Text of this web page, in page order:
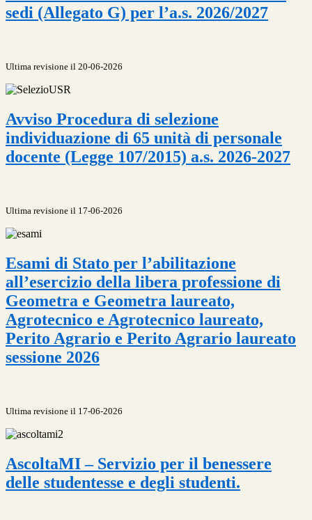
sedi (Allegato G) per l’a.s. 2026/2027
Ultima revisione il 20-06-2026
Avviso Procedura di selezione
individuazione di 65 unità di personale
docente (Legge 107/2015) a.s. 2026-2027
Ultima revisione il 17-06-2026
Esami di Stato per l’abilitazione
all’esercizio della libera professione di
Geometra e Geometra laureato,
Agrotecnico e Agrotecnico laureato,
Perito Agrario e Perito Agrario laureato
sessione 2026
Ultima revisione il 17-06-2026
AscoltaMI – Servizio per il benessere
delle studentesse e degli studenti.